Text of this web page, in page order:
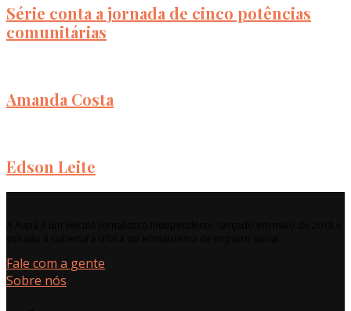
Série conta a jornada de cinco potências
comunitárias
Amanda Costa
Edson Leite
Fale com a gente
Sobre nós